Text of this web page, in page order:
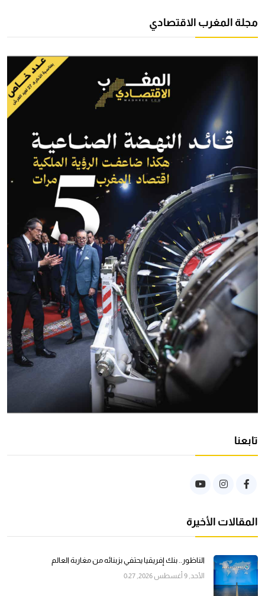
مجلة المغرب الاقتصادي
تابعنا
المقالات الأخيرة
الناظور.. بنك إفريقيا يحتفي بزبنائه من مغاربة العالم
الأحد, 9 أغسطس 2026, 0:27